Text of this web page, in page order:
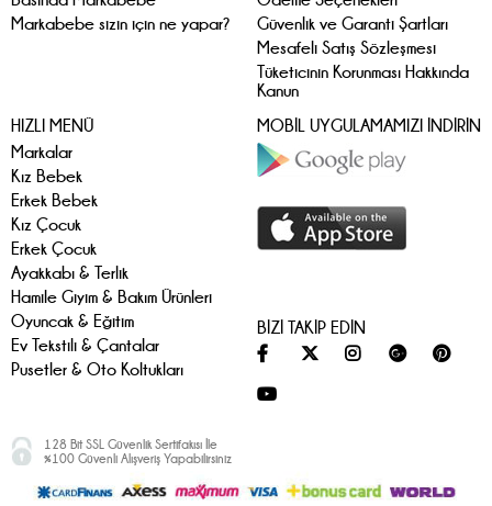
Markabebe sizin için ne yapar?
Güvenlik ve Garanti Şartları
Mesafeli Satış Sözleşmesi
Tüketicinin Korunması Hakkında
Kanun
HIZLI MENÜ
Markalar
Kız Bebek
Erkek Bebek
Kız Çocuk
Erkek Çocuk
Ayakkabı & Terlik
Hamile Giyim & Bakım Ürünleri
Oyuncak & Eğitim
Ev Tekstili & Çantalar
Pusetler & Oto Koltukları
MOBİL UYGULAMAMIZI İNDİRİN
BİZİ TAKİP EDİN
128 Bit SSL Güvenlik Sertifakısı İle
%100 Güvenli Alışveriş Yapabilirsiniz